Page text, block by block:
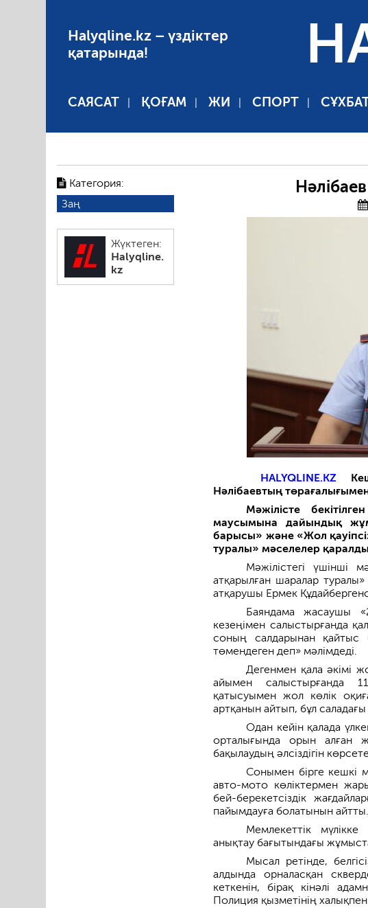
Halyqline.kz – үздіктер
қатарында!
САЯСАТ ҚОҒАМ ЖИ СПОРТ
Категория:
Заң
Жүктеген:
Halyqline.
kz
HALYQLINE.KZ
Нәлібаевтың
Мәжілісте
маусымына дайындық
барысы» және «Жол
туралы» мәселелер
Мәжілістегі үшінші
атқарылған шаралар
атқарушы Ермек
Баяндама жасаушы
кезеңімен салыстырғанда
соның салдарынан қайтыс
төмендеген деп» мәлімдеді.
Дегенмен қала әкімі
айымен салыстырғанда
қатысуымен жол көлік
артқанын айтып, бұл
Одан кейін қалада
орталығында орын алған
бақылаудың әлсіздігін
Сонымен бірге кешкі
авто-мото көліктермен
бей-берекетсіздік
пайымдауға болатынын айтты.
Мемлекеттік
анықтау бағытындағы
Мысал ретінде,
алдында орналасқан
кеткенін, бірақ кінәлі
Полиция қызметінің